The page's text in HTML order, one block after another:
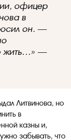
офицер
в
он. —
жить…» —
Литвинова, но
в
казны и,
забывать, что